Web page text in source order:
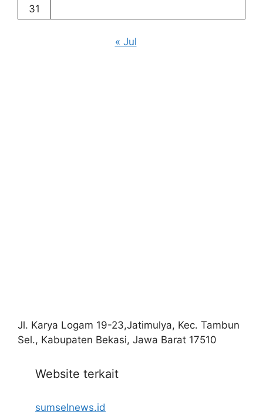
31
« Jul
Jl. Karya Logam 19-23,Jatimulya, Kec. Tambun
Sel., Kabupaten Bekasi, Jawa Barat 17510
Website terkait
sumselnews.id